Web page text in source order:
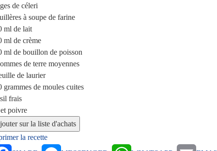
de céleri
à soupe de farine
ml de lait
ml de crème
ml de bouillon de poisson
de terre moyennes
de laurier
grammes de moules cuites
frais
poivre
la recette